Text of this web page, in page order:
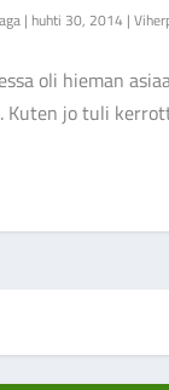
| huhti 30, 2014 |
oli hieman
Kuten jo tuli